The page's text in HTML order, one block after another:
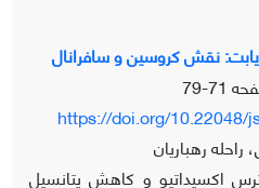
نقش کروسین و سافرانال
71-79
https://doi.org/10.22048/
رهباریان
اکسیداتیو و کاهش پتانسیل